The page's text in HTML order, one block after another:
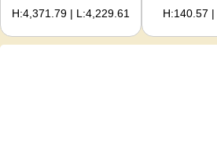
Pour les
H:4,371.79 | L:4,229.61 H:140.57